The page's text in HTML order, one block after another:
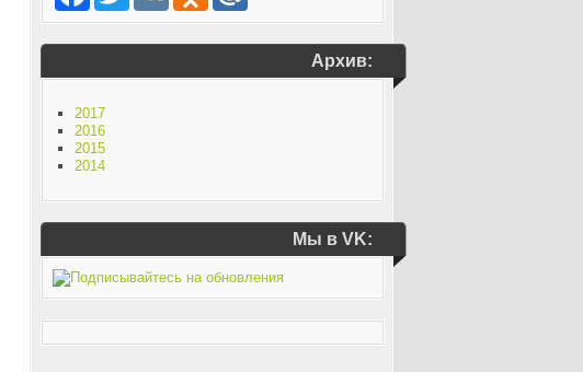
Архив:
2017
2016
2015
2014
Мы в VK: